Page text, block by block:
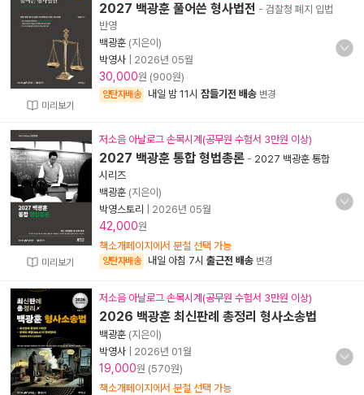
미리보기
2027 백광훈 풀어쓴 형사법전 - 검찰청 폐지 입법
반영
백광훈 (지은이)
박영사
2026년 05월
30,000원 (900원)
양탄자배송 내일 밤 11시 잠들기전 배송 변경
미리보기
저소음 아날로그 손목시계(공무원 수험서 3만원 이상)
2027 백광훈 통합 형법총론 - 2027 백광훈 통합
시리즈
백광훈 (지은이)
박영스토리
2026년 05월
42,000원
책소개페이지에서 분철 선택 가능
양탄자배송 내일 아침 7시 출근전 배송 변경
저소음 아날로그 손목시계(공무원 수험서 3만원 이상)
2026 백광훈 최신판례 총정리 형사소송법
백광훈 (지은이)
박영사
2026년 01월
19,000원 (570원)
책소개페이지에서 분철 선택 가능